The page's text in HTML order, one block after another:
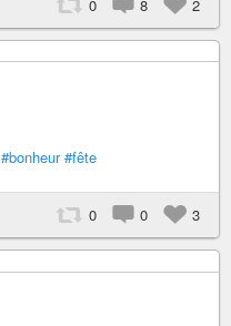
0 8 2
#bonheur #fête
0 0 3